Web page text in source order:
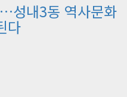
성내3동 역사문화
다